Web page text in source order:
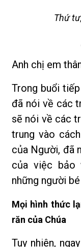
Thứ
Anh chị em
Trong buổi
đã nói về các
sẽ nói về các
trung vào
của Người, đã
của việc bảo
những người
Mọi hình thức
răn của Chúa
Tuy nhiên,